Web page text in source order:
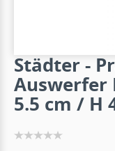
Städter -
Auswerfer
5.5 cm / H